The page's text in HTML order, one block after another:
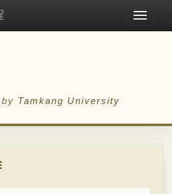
Toggle
Tamkang University